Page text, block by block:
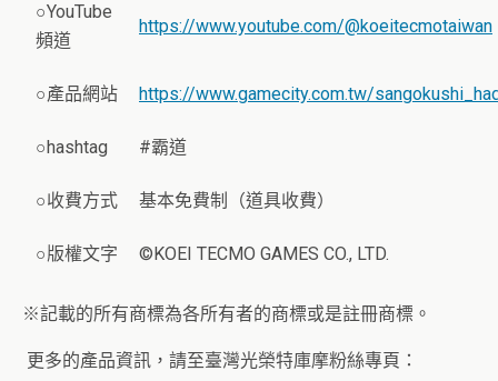
○YouTube
頻道
https://www.youtube.com/@koeitecmotaiwan
○產品網站 https://www.gamecity.com.tw/
○hashtag #霸道
○收費方式 基本免費制（道具收費）
○版權文字 ©KOEI TECMO GAMES CO., LTD.
※記載的所有商標為各所有者的商標或是註冊商標。
更多的產品資訊，請至臺灣光榮特庫摩粉絲專頁：